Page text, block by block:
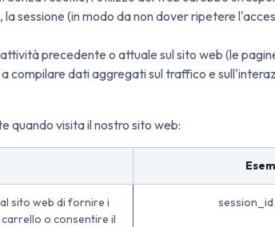
sessione (in modo da non dover ripetere
precedente o attuale sul sito web (le
compilare dati aggregati sul traffico e
quando visita il nostro sito web:
sito web di fornire i
o consentire il